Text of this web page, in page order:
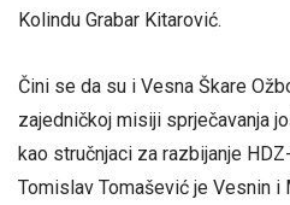
Kolindu Grabar Kitarović.
Čini se da su i Vesna Škare
zajedničkoj misiji sprječavanja
kao stručnjaci za razbijanje
Tomislav Tomašević je Vesnin